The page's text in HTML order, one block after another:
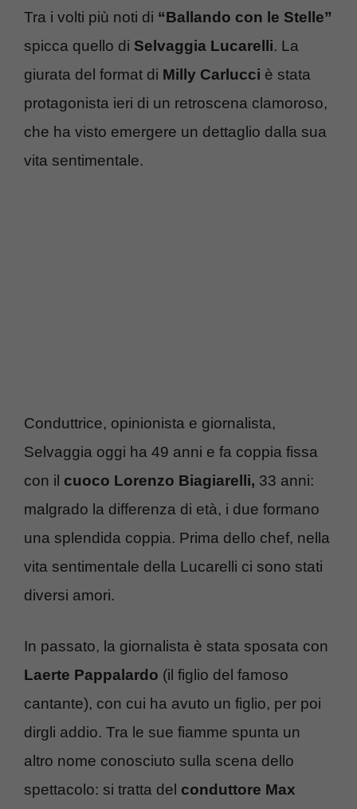
Tra i volti più noti di “Ballando con le Stelle”
spicca quello di Selvaggia Lucarelli. La
giurata del format di Milly Carlucci è stata
protagonista ieri di un retroscena clamoroso,
che ha visto emergere un dettaglio dalla sua
vita sentimentale.
Conduttrice, opinionista e giornalista,
Selvaggia oggi ha 49 anni e fa coppia fissa
con il cuoco Lorenzo Biagiarelli, 33 anni:
malgrado la differenza di età, i due formano
una splendida coppia. Prima dello chef, nella
vita sentimentale della Lucarelli ci sono stati
diversi amori.
In passato, la giornalista è stata sposata con
Laerte Pappalardo (il figlio del famoso
cantante), con cui ha avuto un figlio, per poi
dirgli addio. Tra le sue fiamme spunta un
altro nome conosciuto sulla scena dello
spettacolo: si tratta del conduttore Max